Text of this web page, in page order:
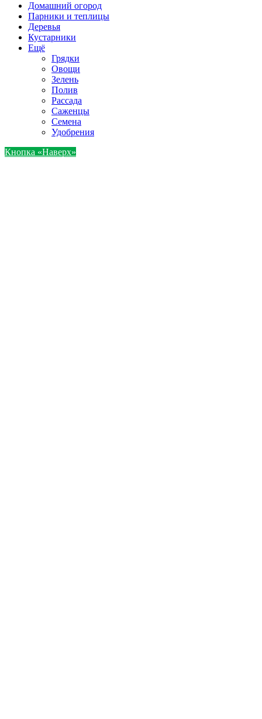
Домашний огород
Парники и теплицы
Деревья
Кустарники
Ещё
Грядки
Овощи
Зелень
Полив
Рассада
Саженцы
Семена
Удобрения
Кнопка «Наверх»